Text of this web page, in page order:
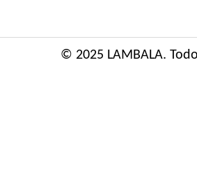
© 2025 LAMBALA.